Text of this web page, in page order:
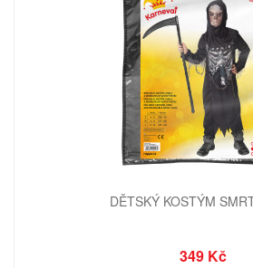
DĚTSKÝ KOSTÝM
349 Kč